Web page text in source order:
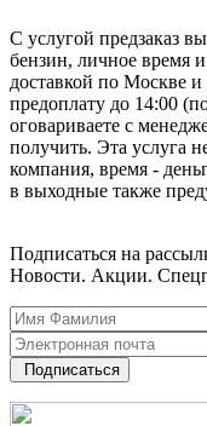
С услугой предзаказ
бензин, личное время
доставкой по Москве и
предоплату до 14:00
оговариваете с
получить. Эта услуга
компания, время -
в выходные также
Подписаться на
Новости. Акции.
Подписаться